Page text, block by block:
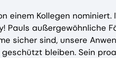
einem Kollegen
Pauls außergewöhnliche
sicher sind, unsere
geschützt bleiben. Sein